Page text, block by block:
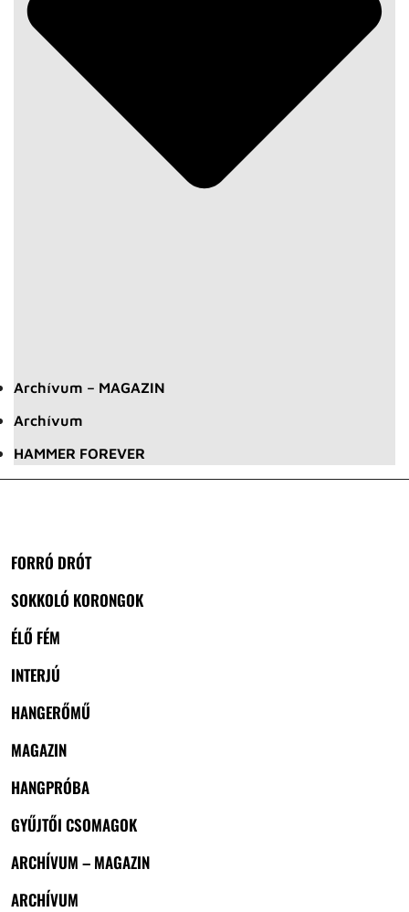
Archívum – MAGAZIN
Archívum
HAMMER FOREVER
FORRÓ DRÓT
SOKKOLÓ KORONGOK
ÉLŐ FÉM
INTERJÚ
HANGERŐMŰ
MAGAZIN
HANGPRÓBA
GYŰJTŐI CSOMAGOK
ARCHÍVUM – MAGAZIN
ARCHÍVUM